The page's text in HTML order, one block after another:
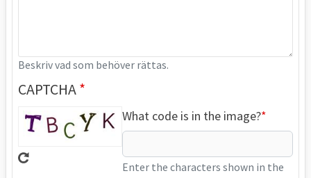
Beskriv vad som behöver rättas.
CAPTCHA
What code is in the image?
Enter the characters shown in the